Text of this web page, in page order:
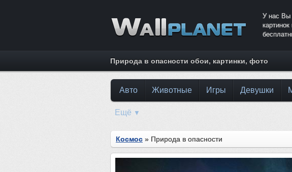
У нас Вы
Природа в опасности обои, картинки, фото
Авто Животные Игры Девушки
Ещё ▼
Космос » Природа в опасности